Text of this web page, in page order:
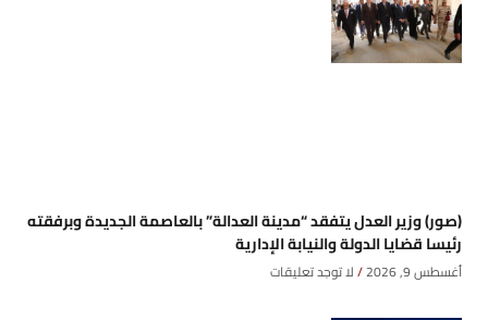
(صور) وزير العدل يتفقد “مدينة العدالة” بالعاصمة الجديدة وبرفقته
رئيسا قضايا الدولة والنيابة الإدارية
أغسطس 9, 2026 لا توجد تعليقات